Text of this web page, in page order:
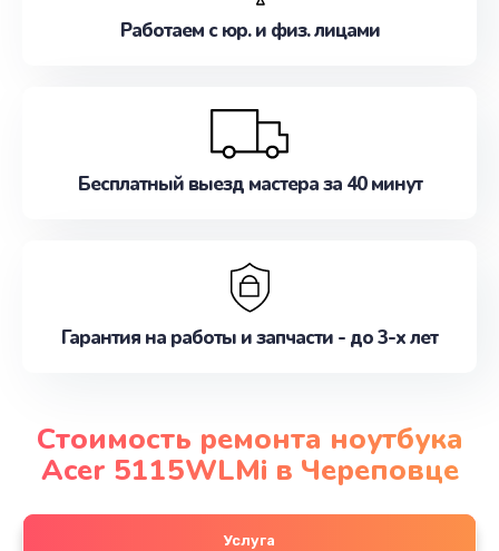
Работаем с юр. и физ. лицами
Бесплатный выезд мастера за 40 минут
Гарантия на работы и запчасти - до 3-х лет
Стоимость ремонта ноутбука
Acer 5115WLMi в Череповце
Услуга